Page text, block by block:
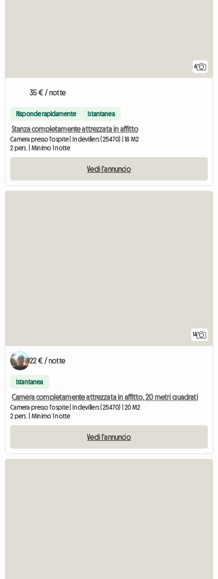
6
35 € / notte
Risponde rapidamente Istantanea
Stanza completamente attrezzata in affitto
Camera presso l'ospite | Indevillers (25470) | 18 M2
2 pers. | Minimo 1 notte
Vedi l'annuncio
14
22 € / notte
Istantanea
Camera completamente attrezzata in affitto, 20 metri quadrati
Camera presso l'ospite | Indevillers (25470) | 20 M2
2 pers. | Minimo 1 notte
Vedi l'annuncio